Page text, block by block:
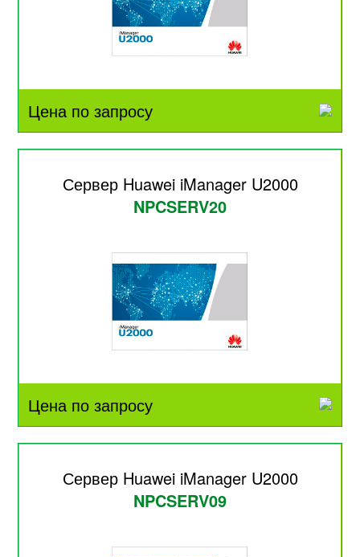
Цена по запросу
Сервер Huawei iManager U2000
NPCSERV20
Цена по запросу
Сервер Huawei iManager U2000
NPCSERV09